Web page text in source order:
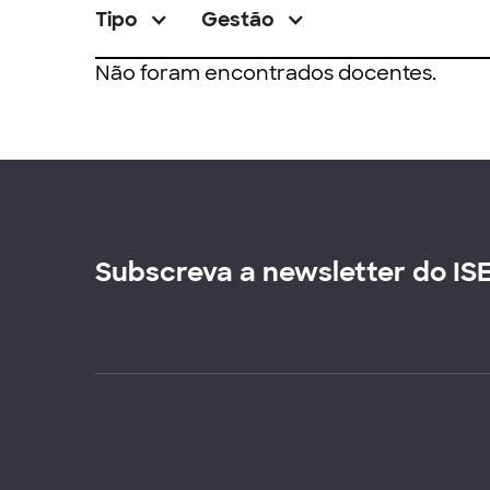
Tipo Gestão
Não foram encontrados docentes.
Subscreva a newsletter do